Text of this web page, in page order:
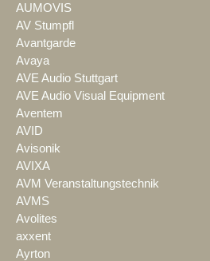
AUMOVIS
AV Stumpfl
Avantgarde
Avaya
AVE Audio Stuttgart
AVE Audio Visual Equipment
Aventem
AVID
Avisonik
AVIXA
AVM Veranstaltungstechnik
AVMS
Avolites
axxent
Ayrton